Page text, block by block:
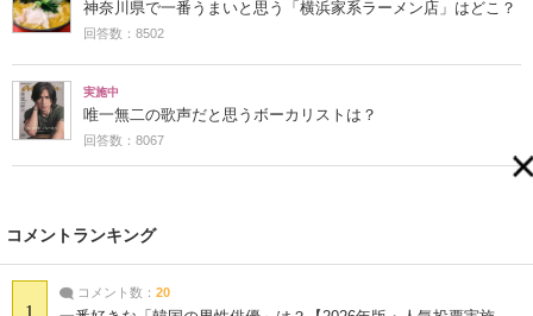
神奈川県で一番うまいと思う「横浜家系ラーメン店」はどこ？
回答数：8502
実施中
唯一無二の歌声だと思うボーカリストは？
回答数：8067
コメントランキング
1
コメント数： 20